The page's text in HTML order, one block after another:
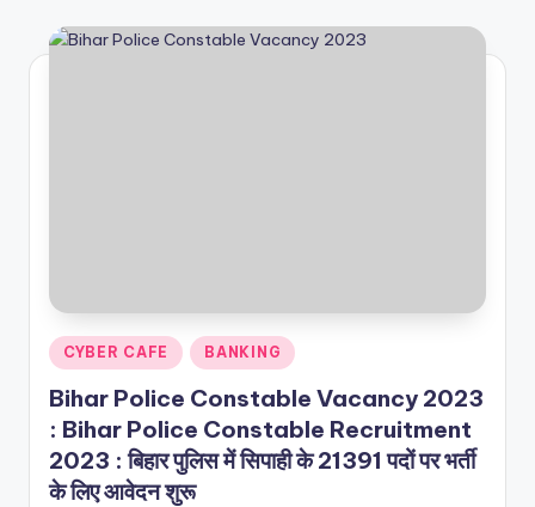
Posted
in
CYBER CAFE BANKING
Bihar Police Constable Vacancy 2023
: Bihar Police Constable Recruitment
2023 : बिहार पुलिस में सिपाही के 21391 पदों पर भर्ती
के लिए आवेदन शुरू